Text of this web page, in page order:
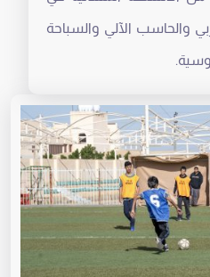
والحاسب الآلي والسباحة